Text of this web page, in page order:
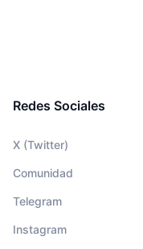
Redes Sociales
X (Twitter)
Comunidad
Telegram
Instagram